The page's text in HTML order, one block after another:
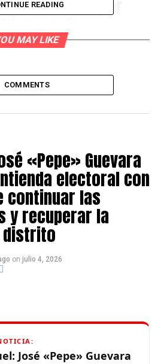
que votaste por
¿cómo
explicárselo a
inteligente
July 12,
READING
MAY LIKE
COMMENTS
«Pepe» Guevara
electoral con
continuar las
y recuperar la
distrito
on julio 4, 2026
José «Pepe» Guevara